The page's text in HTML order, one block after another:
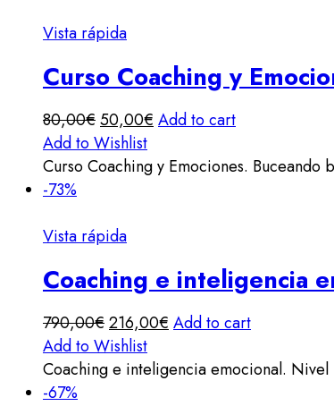
vergüenza?
Vista rápida
Curso Coaching y
80,00€50,00€Add to cart
Add to Wishlist
Curso Coaching y Emociones. Buceando
-73%
Vista rápida
Coaching e inteligencia
790,00€216,00€ Add to cart
Add to Wishlist
Coaching e inteligencia emocional.
-67%